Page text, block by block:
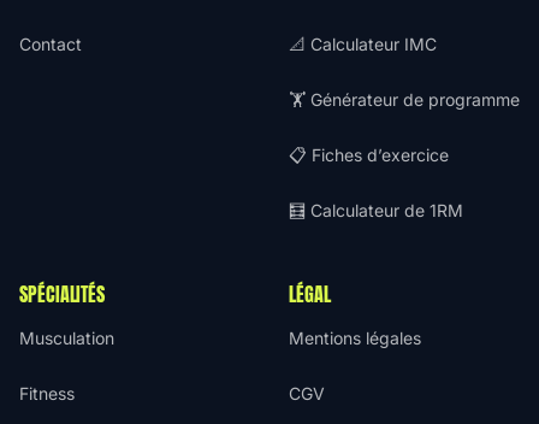
Contact 📐 Calculateur IMC
🏋️ Générateur de programme
📋 Fiches d’exercice
🧮 Calculateur de 1RM
SPÉCIALITÉS
Musculation
Fitness
LÉGAL
Mentions légales
CGV